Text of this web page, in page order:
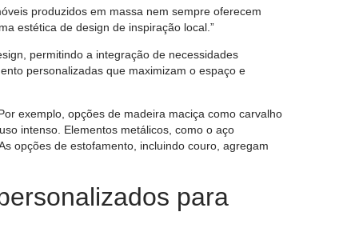
produzidos em massa nem sempre oferecem
estética de design de inspiração local.”
permitindo a integração de necessidades
personalizadas que maximizam o espaço e
exemplo, opções de madeira maciça como carvalho
intenso. Elementos metálicos, como o aço
opções de estofamento, incluindo couro, agregam
para